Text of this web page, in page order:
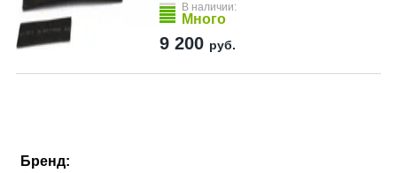
В наличии:
Много
9 200 руб.
Бренд: